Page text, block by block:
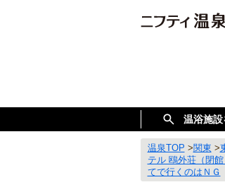
温浴施設
温泉TOP >関東 >
テル 鴎外荘（閉
てで行くのはＮＧ